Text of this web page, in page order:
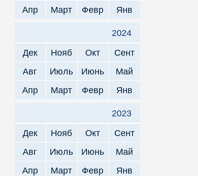
Апр
Март Февр Янв
2024
Дек
Нояб Окт
Сент
Авг
Июль Июнь
Май
Апр
Март Февр Янв
2023
Дек
Нояб Окт
Сент
Авг
Июль Июнь
Май
Апр
Март Февр Янв